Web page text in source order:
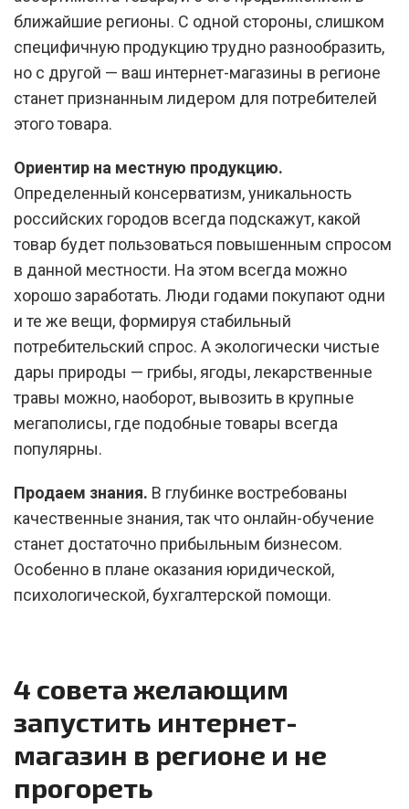
ближайшие регионы. С одной стороны, слишком
специфичную продукцию трудно разнообразить,
но с другой — ваш интернет-магазины в регионе
станет признанным лидером для потребителей
этого товара.
Ориентир на местную продукцию.
Определенный консерватизм, уникальность
российских городов всегда подскажут, какой
товар будет пользоваться повышенным спросом
в данной местности. На этом всегда можно
хорошо заработать. Люди годами покупают одни
и те же вещи, формируя стабильный
потребительский спрос. А экологически чистые
дары природы — грибы, ягоды, лекарственные
травы можно, наоборот, вывозить в крупные
мегаполисы, где подобные товары всегда
популярны.
Продаем знания. В глубинке востребованы
качественные знания, так что онлайн-обучение
станет достаточно прибыльным бизнесом.
Особенно в плане оказания юридической,
психологической, бухгалтерской помощи.
4 совета желающим
запустить интернет-
магазин в регионе и не
прогореть